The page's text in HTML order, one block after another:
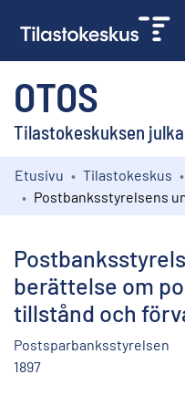
OTOS
Tilastokeskuksen
Kokoelmat
Etusivu Tilastokeskus
berättelse om
tillstånd och
Postsparbanksstyrelsen
1897